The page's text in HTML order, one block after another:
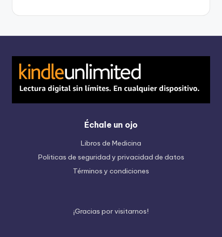
Échale un ojo
Libros de Medicina
Politicas de seguridad y privacidad de datos
Términos y condiciones
¡Gracias porvisitarnos!